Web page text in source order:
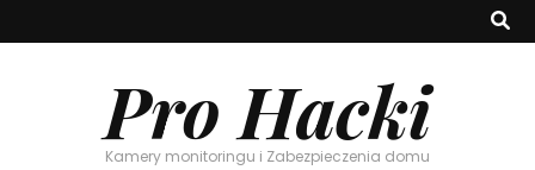
Pro Hacki
Kamery monitoringu i Zabezpieczenia domu